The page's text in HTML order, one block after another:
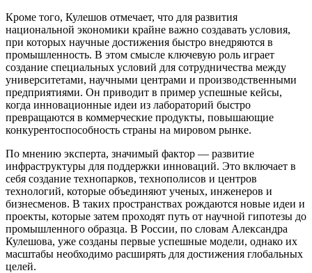
Кроме того, Кулешов отмечает, что для развития
национальной экономики крайне важно создавать условия,
при которых научные достижения быстро внедряются в
промышленность. В этом смысле ключевую роль играет
создание специальных условий для сотрудничества между
университетами, научными центрами и производственными
предприятиями. Он приводит в пример успешные кейсы,
когда инновационные идеи из лабораторий быстро
превращаются в коммерческие продукты, повышающие
конкурентоспособность страны на мировом рынке.
По мнению эксперта, значимый фактор — развитие
инфраструктуры для поддержки инноваций. Это включает в
себя создание технопарков, технополисов и центров
технологий, которые объединяют ученых, инженеров и
бизнесменов. В таких пространствах рождаются новые идеи и
проекты, которые затем проходят путь от научной гипотезы до
промышленного образца. В России, по словам Александра
Кулешова, уже созданы первые успешные модели, однако их
масштабы необходимо расширять для достижения глобальных
целей.